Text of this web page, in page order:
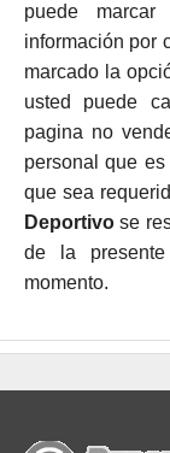
puede
información por
marcado la
usted puede
pagina no
personal que
que sea
Deportivose
de la
momento.